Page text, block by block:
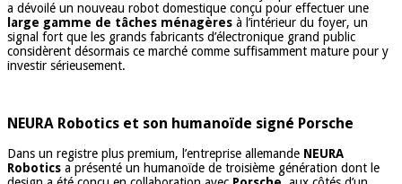
a dévoilé un nouveau robot domestique conçu pour effectuer une
large gamme de tâches ménagères à l’intérieur du foyer, un
signal fort que les grands fabricants d’électronique grand public
considèrent désormais ce marché comme suffisamment mature pour y
investir sérieusement.
NEURA Robotics et son humanoïde signé Porsche
Dans un registre plus premium, l’entreprise allemande NEURA
Robotics a présenté un humanoïde de troisième génération dont le